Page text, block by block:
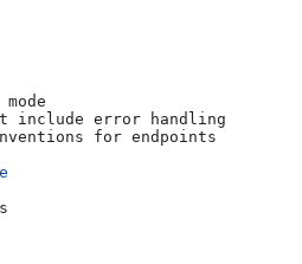
include error handling
for endpoints